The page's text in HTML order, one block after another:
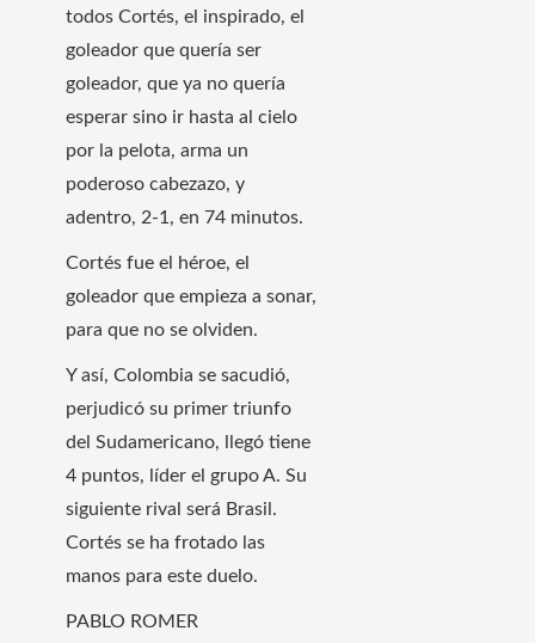
todos Cortés, el inspirado, el
goleador que quería ser
goleador, que ya no quería
esperar sino ir hasta al cielo
por la pelota, arma un
poderoso cabezazo, y
adentro, 2-1, en 74 minutos.
Cortés fue el héroe, el
goleador que empieza a sonar,
para que no se olviden.
Y así, Colombia se sacudió,
perjudicó su primer triunfo
del Sudamericano, llegó tiene
4 puntos, líder el grupo A. Su
siguiente rival será Brasil.
Cortés se ha frotado las
manos para este duelo.
PABLO ROMER